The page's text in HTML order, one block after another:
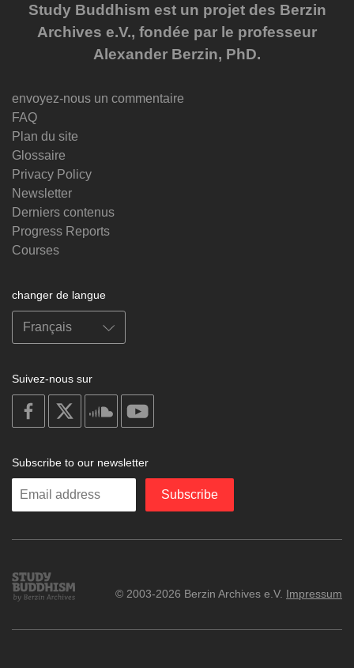
Study Buddhism est un projet des Berzin
Archives e.V., fondée par le professeur
Alexander Berzin, PhD.
envoyez-nous un commentaire
FAQ
Plan du site
Glossaire
Privacy Policy
Newsletter
Derniers contenus
Progress Reports
Courses
changer de langue
Suivez-nous sur
on
facebook
soundcloud
Subscribe to our newsletter
Enter
Subscribe
Study
Buddhism
© 2003-2026 Berzin Archives e.V. Impressum